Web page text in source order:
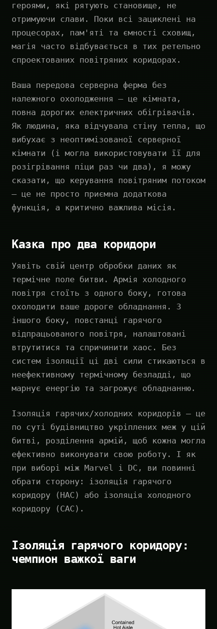
героями, які рятують становище, не
отримуючи слави. Поки всі зациклені на
процесорах, пам'яті та ємності сховищ,
магія часто відбувається в тих ретельно
спроектованих повітряних коридорах.
Ваша передова серверна ферма без
належного охолодження — це кімната,
повна дорогих електричних обігрівачів.
Як людина, яка відчувала стіну тепла, що
вибухає з неоптимізованої серверної
кімнати (і могла використовувати її для
розігрівання піци раз чи два), я можу
сказати, що керування повітряним потоком
— це не просто приємна додаткова
функція, а критично важлива місія.
Казка про два коридори
Уявіть свій центр обробки даних як
термічне поле битви. Армія холодного
повітря стоїть з одного боку, готова
охолодити ваше дороге обладнання. З
іншого боку, повстанці гарячого
відпрацьованого повітря, налаштовані
втрутитися та спричинити хаос. Без
систем ізоляції ці дві сили стикаються в
неефективному термічному безладді, що
марнує енергію та загрожує обладнанню.
Ізоляція гарячих/холодних коридорів — це
по суті будівництво укріплених меж у цій
битві, розділення армій, щоб кожна могла
ефективно виконувати свою роботу. І як
при виборі між Marvel і DC, ви повинні
обрати сторону: ізоляція гарячого
коридору (HAC) або ізоляція холодного
коридору (CAC).
Ізоляція гарячого коридору:
чемпион важкої ваги